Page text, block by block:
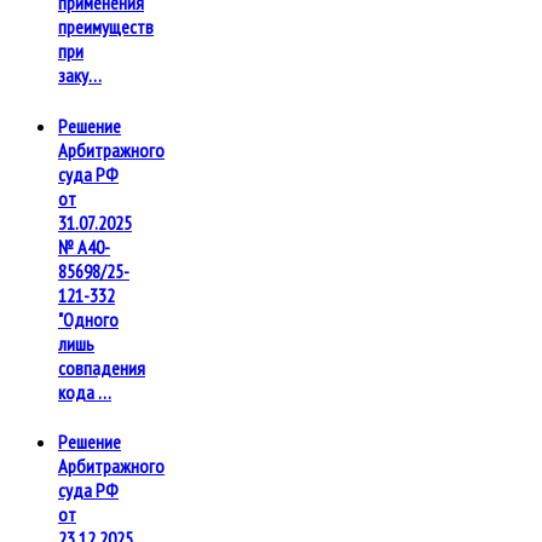
преимуществ
при
заку…
Решение
Арбитражного
суда РФ
от
31.07.2025
№ А40-
85698/25-
121-332
"Одного
лишь
совпадения
кода …
Решение
Арбитражного
суда РФ
от